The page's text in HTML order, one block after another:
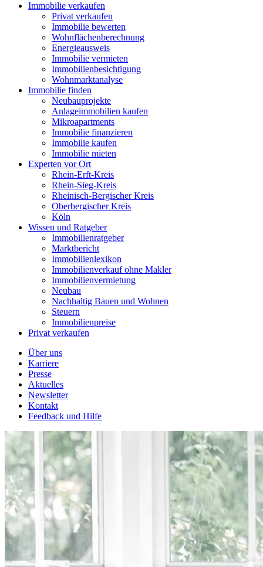
Immobilie verkaufen
Privat verkaufen
Immobilie bewerten
Wohnflächenberechnung
Energieausweis
Immobilie vermieten
Immobilienbesichtigung
Wohnmarktanalyse
Immobilie finden
Neubauprojekte
Anlageimmobilien kaufen
Mikroapartments
Immobilie finanzieren
Immobilie kaufen
Immobilie mieten
Experten vor Ort
Rhein-Erft-Kreis
Rhein-Sieg-Kreis
Rheinisch-Bergischer Kreis
Oberbergischer Kreis
Köln
Wissen und Ratgeber
Immobilienratgeber
Marktbericht
Immobilienlexikon
Immobilienverkauf ohne Makler
Immobilienvermietung
Neubau
Nachhaltig Bauen und Wohnen
Steuern
Immobilienpreise
Privat verkaufen
Über uns
Karriere
Presse
Aktuelles
Newsletter
Kontakt
Feedback und Hilfe